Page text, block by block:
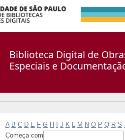
Biblioteca Digital de
Especiais e
A B C D E F G H J K M N O P Q R S
Começa com